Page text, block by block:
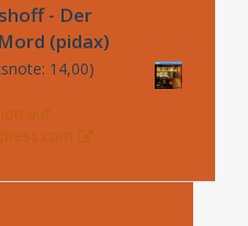
- Der
(pidax)
14,00)
auf